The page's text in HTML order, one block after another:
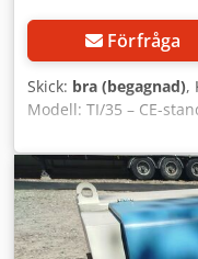
Förfråga
Skick: bra (begagnad),
Modell: TI/35 – CE-
trä, aluminium, PVC,
Bladdiameter mm
Svängbart bord +/- 45
Sugmunstyckets
referens Totala mått
Uiopfx Ahisrf Vikt kg 40